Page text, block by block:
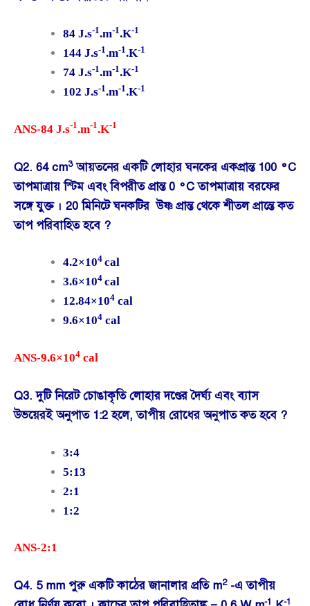
84 J.s-1.m-1.K-1
144 J.s-1.m-1.K-1
74 J.s-1.m-1.K-1
102 J.s-1.m-1.K-1
ANS-84 J.s-1.m-1.K-1
Q2. 64 cm3আয়তনের একটি লোহার ঘনকের একপ্রান্ত 100 °C
তাপমাত্রায় স্টিম এবং বিপরীত প্রান্ত 0 °C তাপমাত্রায় বরফের
সঙ্গে যুক্ত । 20 মিনিটে ঘনকটির উষ্ণ প্রান্ত থেকে শীতল প্রান্তে কত
তাপ পরিবাহিত হবে ?
4.2×104 cal
3.6×104 cal
12.84×104 cal
9.6×104 cal
ANS-9.6×104 cal
Q3. দুটি নিরেট চোঙাকৃতি লোহার দণ্ডের দৈর্ঘ্য এবং ব্যাস
উভয়েরই অনুপাত 1:2 হলে, তাপীয় রোধের অনুপাত কত হবে ?
3:4
5:13
2:1
1:2
ANS-2:1
Q4. 5 mm পুরু একটি কাঠের জানালার প্রতি m2-এ তাপীয়
-1 -1